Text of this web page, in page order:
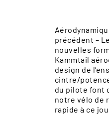
précédent –
nouvelles
Kammtail
design de
cintre/
du pilote font
notre vélo de
rapide à ce